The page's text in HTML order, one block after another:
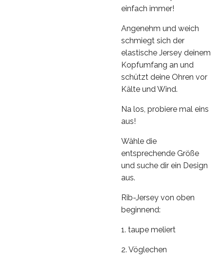
einfach immer!
Angenehm und weich
schmiegt sich der
elastische Jersey deinem
Kopfumfang an und
schützt deine Ohren vor
Kälte und Wind.
Na los, probiere mal eins
aus!
Wähle die
entsprechende Größe
und suche dir ein Design
aus.
Rib-Jersey von oben
beginnend:
1. taupe meliert
2. Vöglechen